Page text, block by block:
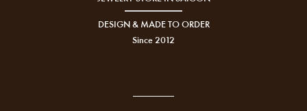
DESIGN & MADE TO ORDER
Since 2012